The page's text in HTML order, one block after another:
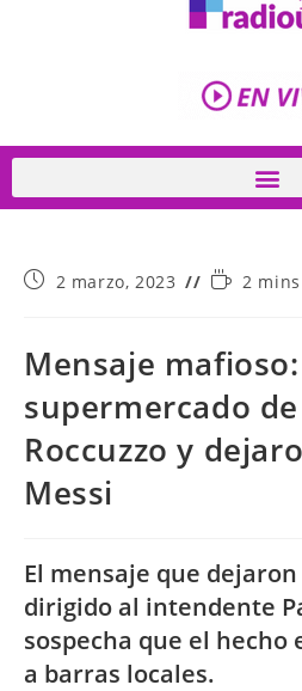
2 marzo, 2023 2
Mensaje
supermercado
Roccuzzo y
Messi
El mensaje que
dirigido al intendente
sospecha que el hecho
a barras locales.